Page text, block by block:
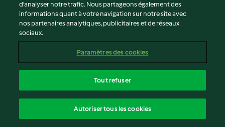
Bouillon de légumes
d’analyser notre trafic. Nous partageons également des
informations quant à votre navigation sur notre site avec
nos partenaires analytiques, publicitaires et de réseaux
sociaux.
Paramètres des cookies
Tout refuser
Autoriser tous les cookies